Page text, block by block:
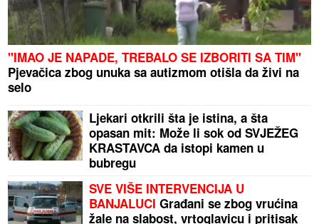
"IMAO JE NAPADE, TREBALO SE IZBORITI SA TIM"
Pjevačica zbog unuka sa autizmom otišla da živi na
selo
Ljekari otkrili šta je istina, a šta
opasan mit: Može li sok od SVJEŽEG
KRASTAVCA da istopi kamen u
bubregu
SVE VIŠE INTERVENCIJA U
BANJALUCI Građani se zbog vrućina
žale na slabost, vrtoglavicu i pritisak